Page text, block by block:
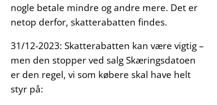
nogle betale mindre og andre mere. Det er
netop derfor, skatterabatten findes.
31/12-2023: Skatterabatten kan være vigtig –
men den stopper ved salg Skæringsdatoen
er den regel, vi som købere skal have helt
styr på: